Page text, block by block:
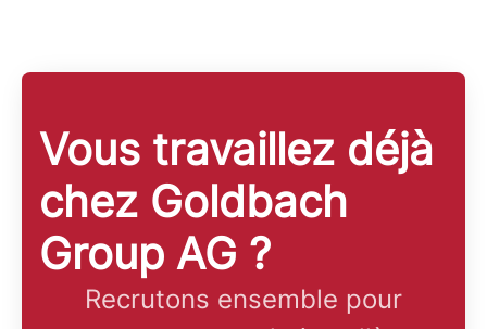
Vous travaillez déjà
chez Goldbach
Group AG ?
Recrutons ensemble pour